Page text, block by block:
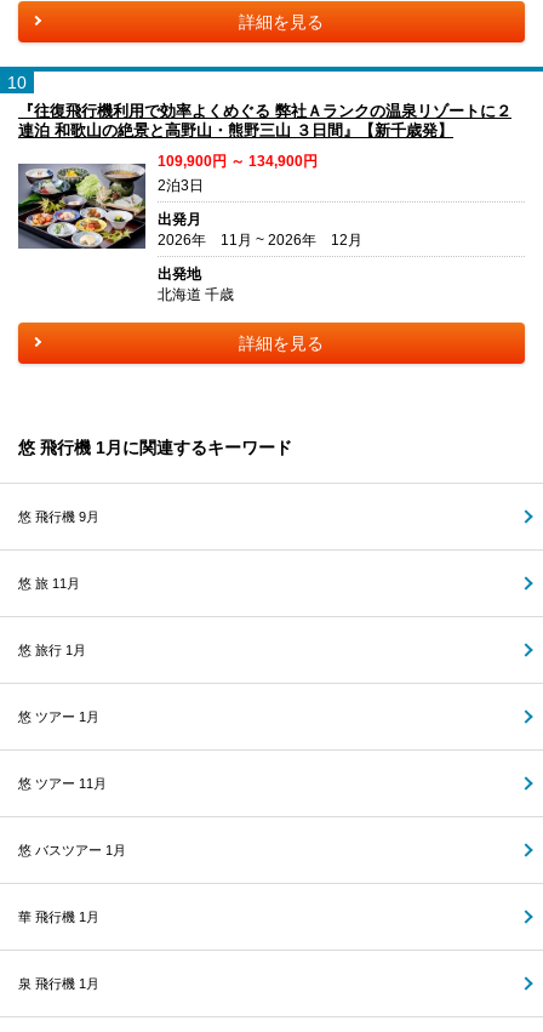
詳細を見る
10
『往復飛行機利用で効率よくめぐる 弊社Ａランクの温泉リゾートに２
連泊 和歌山の絶景と高野山・熊野三山 ３日間』【新千歳発】
109,900円 ～ 134,900円
2泊3日
出発月
2026年 11月 ~ 2026年 12月
出発地
北海道 千歳
詳細を見る
悠 飛行機 1月に関連するキーワード
悠 飛行機 9月
悠 旅 11月
悠 旅行 1月
悠 ツアー 1月
悠 ツアー 11月
悠 バスツアー 1月
華 飛行機 1月
泉 飛行機 1月